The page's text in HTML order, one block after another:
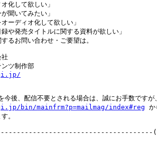
化して欲しい」
聞いてみたい」
ーディオ化して欲しい」
録や発売タイトルに関する資料が欲しい」
るお問い合わせ・ご要望は。
bin/mainfrm?p=mailmag/index#reg か
。